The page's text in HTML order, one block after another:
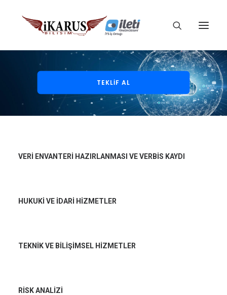
TEKLİF AL
VERİ ENVANTERİ HAZIRLANMASI VE VERBİS KAYDI
HUKUKİ VE İDARİ HİZMETLER
TEKNİK VE BİLİŞİMSEL HİZMETLER
RİSK ANALİZİ